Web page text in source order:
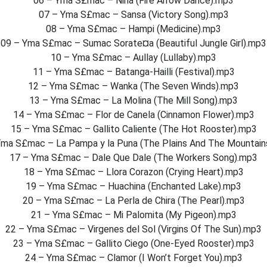
07 – Yma S£mac – Sansa (Victory Song).mp3
08 – Yma S£mac – Hampi (Medicine).mp3
09 – Yma S£mac – Sumac Sorate¤a (Beautiful Jungle Girl).mp3
10 – Yma S£mac – Aullay (Lullaby).mp3
11 – Yma S£mac – Batanga-Hailli (Festival).mp3
12 – Yma S£mac – Wanka (The Seven Winds).mp3
13 – Yma S£mac – La Molina (The Mill Song).mp3
14 – Yma S£mac – Flor de Canela (Cinnamon Flower).mp3
15 – Yma S£mac – Gallito Caliente (The Hot Rooster).mp3
S£mac – La Pampa y la Puna (The Plains And The
17 – Yma S£mac – Dale Que Dale (The Workers Song).mp3
18 – Yma S£mac – Llora Corazon (Crying Heart).mp3
19 – Yma S£mac – Huachina (Enchanted Lake).mp3
20 – Yma S£mac – La Perla de Chira (The Pearl).mp3
21 – Yma S£mac – Mi Palomita (My Pigeon).mp3
22 – Yma S£mac – Virgenes del Sol (Virgins Of The Sun).mp3
23 – Yma S£mac – Gallito Ciego (One-Eyed Rooster).mp3
24 – Yma S£mac – Clamor (I Won’t Forget You).mp3